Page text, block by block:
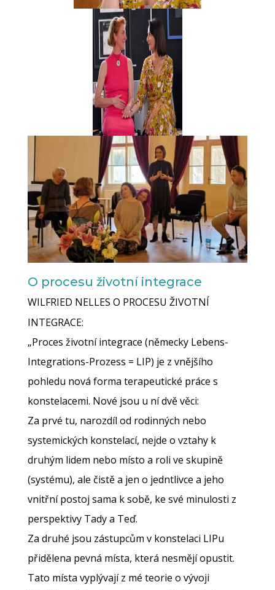
O procesu životní integrace
WILFRIED NELLES O PROCESU ŽIVOTNÍ
INTEGRACE:
„Proces životní integrace (německy Lebens-
Integrations-Prozess = LIP) je z vnějšího
pohledu nová forma terapeutické práce s
konstelacemi. Nové jsou u ní dvě věci:
Za prvé tu, narozdíl od rodinných nebo
systemických konstelací, nejde o vztahy k
druhým lidem nebo místo a roli ve skupině
(systému), ale čistě a jen o jedntlivce a jeho
vnitřní postoj sama k sobě, ke své minulosti z
perspektivy Tady a Teď.
Za druhé jsou zástupcům v konstelaci LIPu
přidělena pevná místa, která nesmějí opustit.
Tato místa vyplývají z mé teorie o vývoji